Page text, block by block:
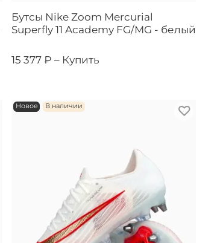
Бутсы Nike Zoom Mercurial
Superfly 11 Academy FG/MG - белый
15 377 ₽ – Купить
Новое В наличии